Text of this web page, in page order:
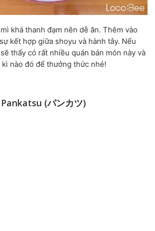
khá thanh đạm nên dễ ăn. Thêm vào
kết hợp giữa shoyu và hành tây. Nếu
thấy có rất nhiều quán bán món này và
nào đó để thưởng thức nhé!
(パンカツ)